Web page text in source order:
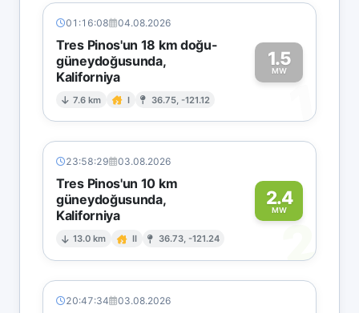
01:16:08 04.08.2026
Tres Pinos'un 18 km doğu-
güneydoğusunda,
Kaliforniya
7.6 km I 36.75, -121.12
1.5
MW
1
23:58:29 03.08.2026
Tres Pinos'un 10 km
güneydoğusunda,
Kaliforniya
13.0 km II 36.73, -121.24
2.4
MW
2
20:47:34 03.08.2026